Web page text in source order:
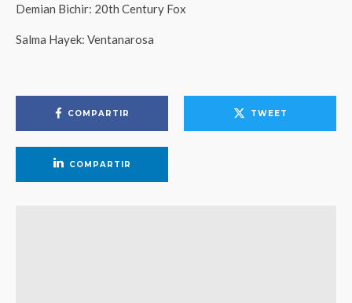
Demian Bichir: 20th Century Fox
Salma Hayek: Ventanarosa
COMPARTIR TWEET
COMPARTIR